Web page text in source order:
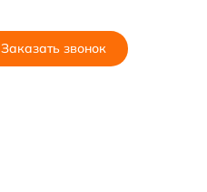
Заказать звонок